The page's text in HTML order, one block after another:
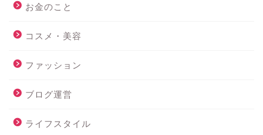
お金のこと
コスメ・美容
ファッション
ブログ運営
ライフスタイル